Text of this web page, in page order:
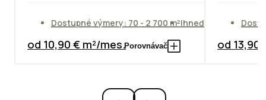
Dostupné výmery: 70 - 2 700 m²Ihneď
od 10,90 € m²/mes.Porovnávač od 13,90